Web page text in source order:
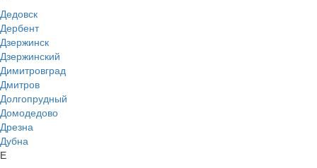
Дедовск
Дербент
Дзержинск
Дзержинский
Димитровград
Дмитров
Долгопрудный
Домодедово
Дрезна
Дубна
Е